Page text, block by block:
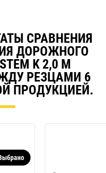
СРАВНЕНИЯ
ДОРОЖНОГО
K 2,0 М
РЕЗЦАМИ 6
ПРОДУКЦИЕЙ.